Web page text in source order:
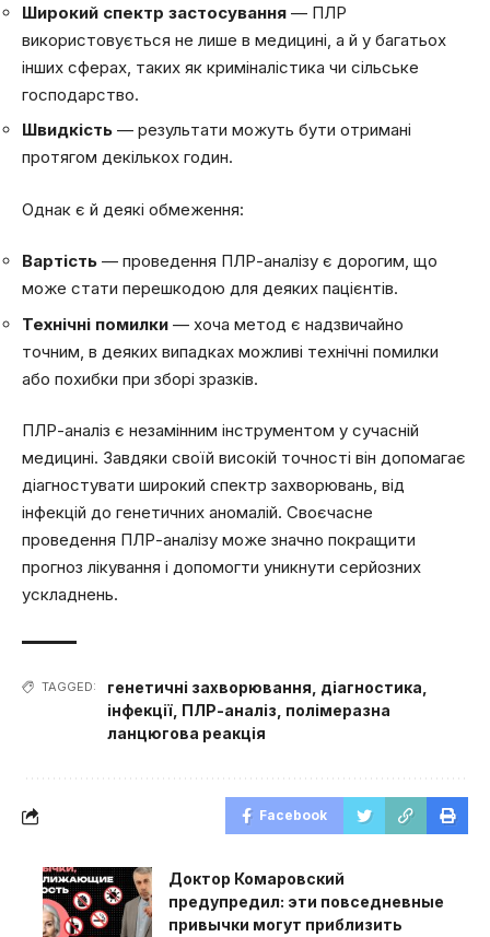
Широкий спектр застосування — ПЛР
використовується не лише в медицині, а й у багатьох
інших сферах, таких як криміналістика чи сільське
господарство.
Швидкість — результати можуть бути отримані
протягом декількох годин.
Однак є й деякі обмеження:
Вартість — проведення ПЛР-аналізу є дорогим, що
може стати перешкодою для деяких пацієнтів.
Технічні помилки — хоча метод є надзвичайно
точним, в деяких випадках можливі технічні помилки
або похибки при зборі зразків.
ПЛР-аналіз є незамінним інструментом у сучасній
медицині. Завдяки своїй високій точності він допомагає
діагностувати широкий спектр захворювань, від
інфекцій до генетичних аномалій. Своєчасне
проведення ПЛР-аналізу може значно покращити
прогноз лікування і допомогти уникнути серйозних
ускладнень.
TAGGED: генетичні захворювання діагностика
інфекції ПЛР-аналіз полімеразна
ланцюгова реакція
Facebook
Доктор Комаровский
предупредил: эти повседневные
привычки могут приблизить